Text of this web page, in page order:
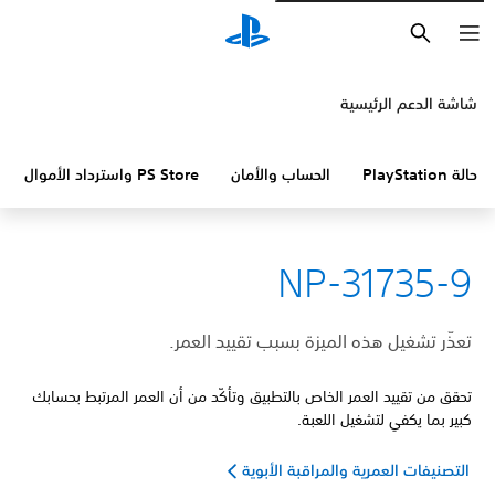
شاشة الدعم الرئيسية
حالة PlayStation الحساب والأمان PS Store واسترداد الأموال
NP-31735-9
تعذّر تشغيل هذه الميزة بسبب تقييد العمر.
تحقق من تقييد العمر الخاص بالتطبيق وتأكّد من أن العمر المرتبط بحسابك
كبير بما يكفي لتشغيل اللعبة.
التصنيفات العمرية والمراقبة الأبوية